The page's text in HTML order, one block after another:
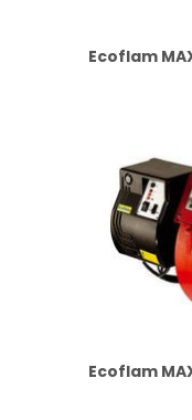
Ecoflam
Ecoflam